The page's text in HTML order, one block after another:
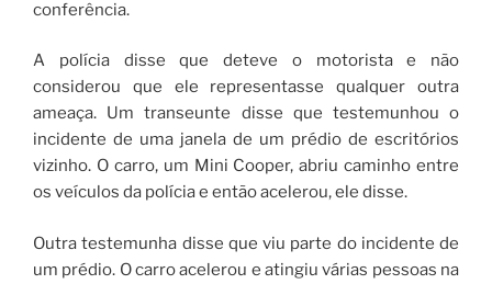
conferência.
A polícia disse que deteve o motorista e não
considerou que ele representasse qualquer outra
ameaça. Um transeunte disse que testemunhou o
incidente de uma janela de um prédio de escritórios
vizinho. O carro, um Mini Cooper, abriu caminho entre
os veículos da polícia e então acelerou, ele disse.
Outra testemunha disse que viu parte do incidente de
um prédio. O carro acelerou e atingiu várias pessoas na